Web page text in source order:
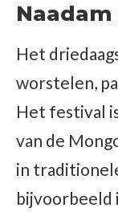
Het
worstelen,
Het festival
van de
in
bijvoorbeeld